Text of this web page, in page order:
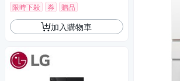
限時下殺
券 贈品
加入購物車